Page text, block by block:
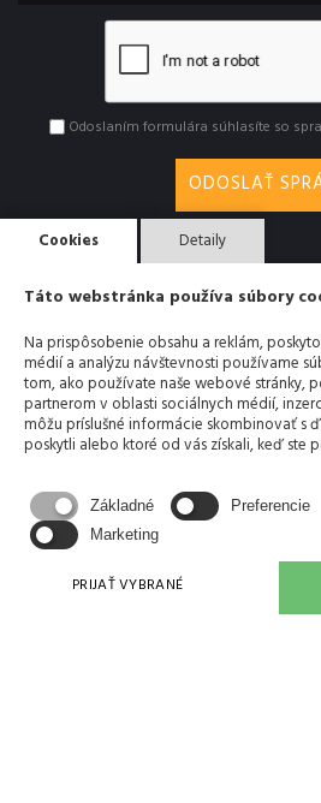
Cookies Detaily
Táto webstránka používa súbory
Na prispôsobenie obsahu a reklám,
médií a analýzu návštevnosti používame
tom, ako používate naše webové stránky,
partnerom v oblasti sociálnych médií,
môžu príslušné informácie skombinovať s
poskytli alebo ktoré od vás získali, keď ste
Základné Preferencie
Marketing
PRIJAŤ VYBRANÉ
Odoslaním formulára súhlasíte so
ODOSLAŤ
+421 905 677
Handlovská 19
851 01
IČO: 357 354